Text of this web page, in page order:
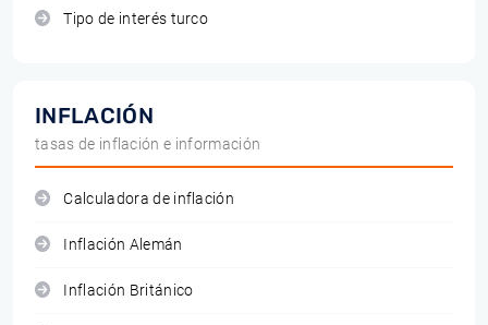
Tipo de interés turco
INFLACIÓN
tasas de inflación e información
Calculadora de inflación
Inflación Alemán
Inflación Británico